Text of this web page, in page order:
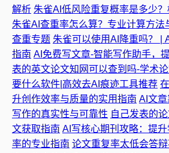
解析 朱雀AI低风险重复概率是多少
朱雀AI查重率怎么算？专业计算方法
查重专题 朱雀可以使用AI降重吗？ |
指南 AI免费写文章-智能写作助手，
表的英文论文知网可以查到吗-学术
要什么软件|高效去AI痕迹工具推荐
升创作效率与质量的实用指南 AI文章
写作的真实性与可靠性 自己发表的
文获取指南 AI写核心期刊攻略：提
率的专业指南 论文重复率太低会答